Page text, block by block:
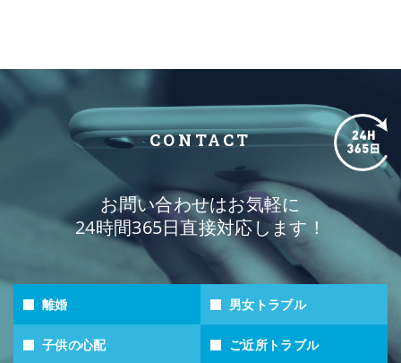
CONTACT
お問い合わせはお気軽に
24時間365日直接対応します！
離婚 男女トラブル
子供の心配 ご近所トラブル